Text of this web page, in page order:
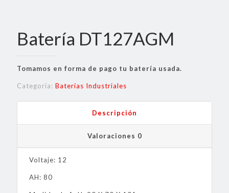
Batería DT127AGM
Tomamos en forma de pago tu batería usada.
Categoría: Baterías Industriales
Descripción
Valoraciones 0
Voltaje: 12
AH: 80